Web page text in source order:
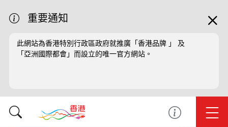
重要通知
此網站為香港特別行政區政府就推廣「香港品牌 」 及
「亞洲國際都會」而設立的唯一官方網站。